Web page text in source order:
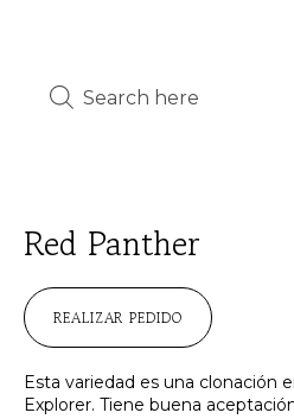
Red Panther
REALIZAR PEDIDO
Esta variedad es una clonación
Explorer. Tiene buena